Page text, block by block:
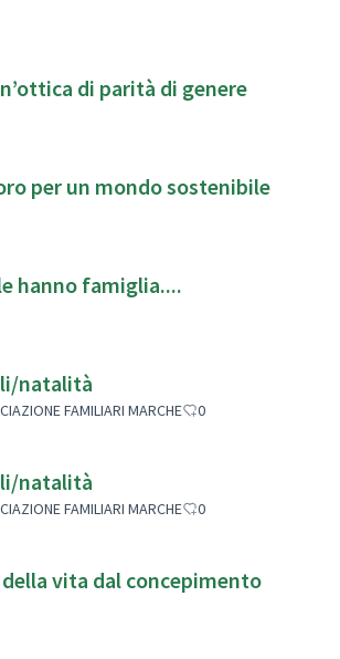
di parità di genere
per un mondo sostenibile
hanno famiglia....
natalità
FAMILIARI MARCHE 0
natalità
FAMILIARI MARCHE 0
vita dal concepimento